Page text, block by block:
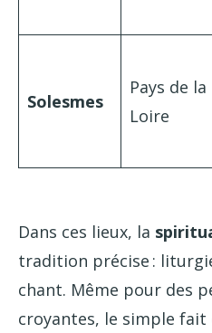
Solesmes
Pays de la
Loire
Dans ces lieux, la
tradition précise :
chant. Même pour des
croyantes, le simple fait